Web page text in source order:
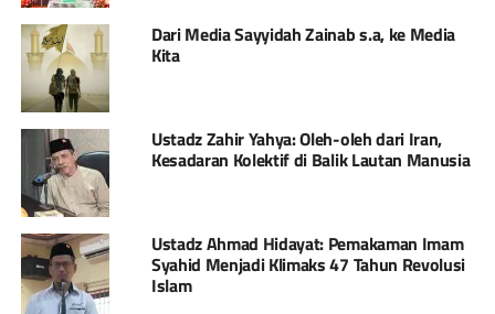
Dari Media Sayyidah Zainab s.a, ke Media
Kita
Ustadz Zahir Yahya: Oleh-oleh dari Iran,
Kesadaran Kolektif di Balik Lautan Manusia
Ustadz Ahmad Hidayat: Pemakaman Imam
Syahid Menjadi Klimaks 47 Tahun Revolusi
Islam